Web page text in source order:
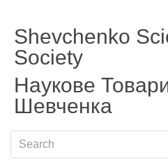
Shevchenko
Society
Наукове
Шевченка